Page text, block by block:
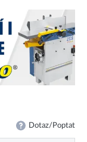
Dotaz/Poptat